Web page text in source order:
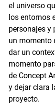
el universo
los entornos
personajes y
un momento
dar un
momento
de Concept
y dejar clara
proyecto.